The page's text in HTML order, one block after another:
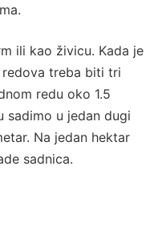
ili kao živicu. Kada je
treba biti tri
redu oko 1.5
sadimo u jedan dugi
Na jedan hektar
sadnica.